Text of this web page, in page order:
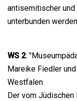
antisemitischer
unterbunden
WS 2:
Mareike Fiedler
Westfalen
Der vom